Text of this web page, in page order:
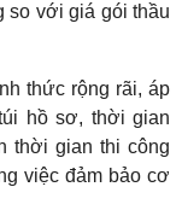
so với giá gói thầu
thức rộng rãi, áp
hồ sơ, thời gian
thời gian thi công
việc đảm bảo cơ